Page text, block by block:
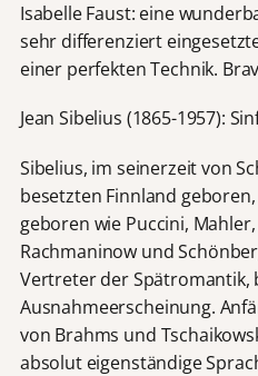
Isabelle Faust: eine
sehr differenziert
einer perfekten Technik.
Jean Sibelius (1865-1957):
Sibelius, im seinerzeit von
besetzten Finnland
geboren wie Puccini,
Rachmaninow und
Vertreter der Spätromantik,
Ausnahmeerscheinung.
von Brahms und
absolut eigenständige